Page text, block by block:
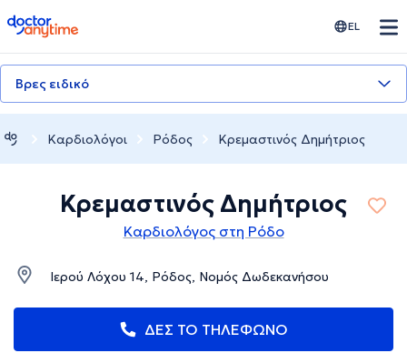
doctoranytime EL
Βρες ειδικό
Καρδιολόγοι Ρόδος Κρεμαστινός Δημήτριος
Κρεμαστινός Δημήτριος
Καρδιολόγος στη Ρόδο
Ιερού Λόχου 14, Ρόδος, Νομός Δωδεκανήσου
ΔΕΣ ΤΟ ΤΗΛΕΦΩΝΟ